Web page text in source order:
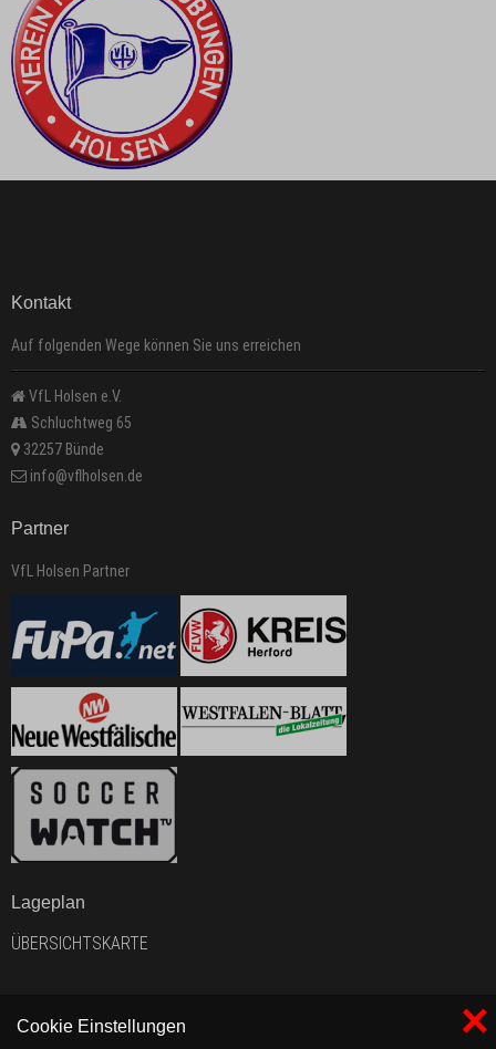
×
Cookie Einstellungen
Kontakt
Auf folgenden Wege können Sie uns erreichen
VfL Holsen e.V.
Schluchtweg 65
32257 Bünde
info@vflholsen.de
Partner
VfL Holsen Partner
Lageplan
ÜBERSICHTSKARTE